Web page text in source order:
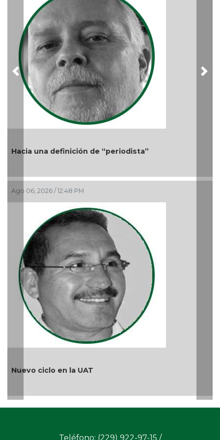
una definición de “periodista”
06, 2026 / 12:48 PM
ciclo en la UAT